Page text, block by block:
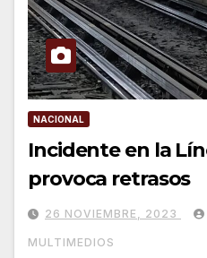
NACIONAL
Incidente en la
provoca retrasos
26 NOVIEMBRE, 2023
MULTIMEDIOS